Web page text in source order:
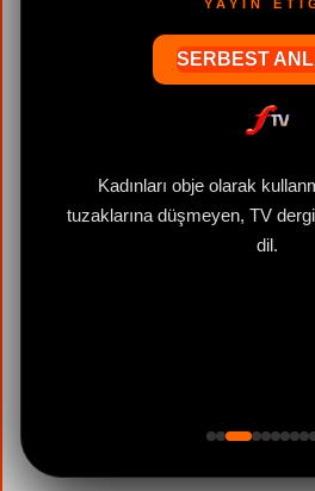
YAYIN
SERBEST
Kadınları obje olarak
tuzaklarına düşmeyen, TV
dil.